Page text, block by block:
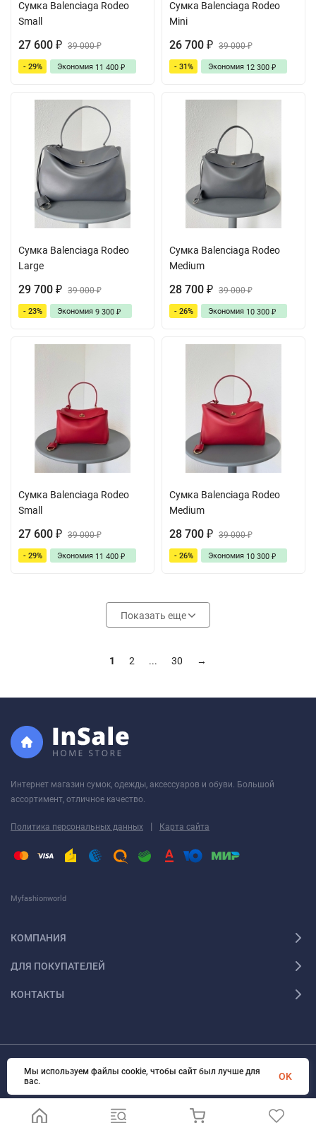
Сумка Balenciaga Rodeo
Small
27 600 ₽ 39 000₽
- 29% Экономия 11 400 ₽
Сумка Balenciaga Rodeo
Mini
26 700 ₽ 39 000₽
- 31% Экономия 12 300 ₽
Сумка Balenciaga Rodeo
Large
29 700 ₽ 39 000₽
- 23% Экономия 9 300 ₽
Сумка Balenciaga Rodeo
Medium
28 700 ₽ 39 000₽
- 26% Экономия 10 300 ₽
Сумка Balenciaga Rodeo
Small
27 600 ₽ 39 000₽
- 29% Экономия 11 400 ₽
Сумка Balenciaga Rodeo
Medium
28 700 ₽ 39 000₽
- 26% Экономия 10 300 ₽
Показать еще
1 2 ... 30 →
Интернет магазин сумок, одежды, аксессуаров и обуви. Большой
ассортимент, отличное качество.
Политика персональных данных | Карта сайта
Myfashionworld
КОМПАНИЯ
ДЛЯ ПОКУПАТЕЛЕЙ
КОНТАКТЫ
© 2026 Myfashionworld Все права защищены
Мы используем файлы cookie, чтобы сайт был лучше для
вас.
OK